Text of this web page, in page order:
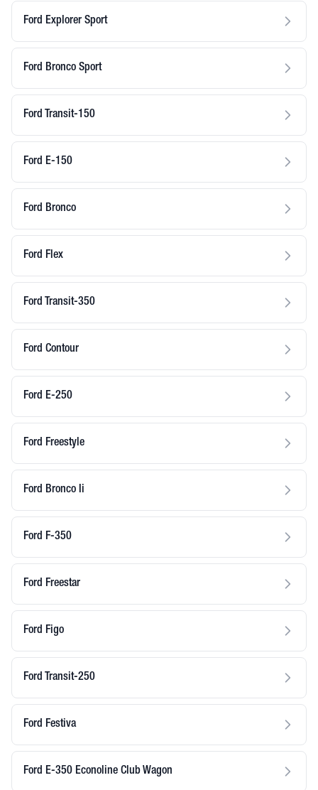
Ford Explorer Sport
Ford Bronco Sport
Ford Transit-150
Ford E-150
Ford Bronco
Ford Flex
Ford Transit-350
Ford Contour
Ford E-250
Ford Freestyle
Ford Bronco Ii
Ford F-350
Ford Freestar
Ford Figo
Ford Transit-250
Ford Festiva
Ford E-350 Econoline Club Wagon